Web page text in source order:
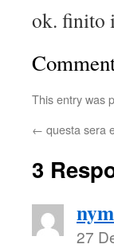
ok. finito
This entry was
← questa sera
3
27